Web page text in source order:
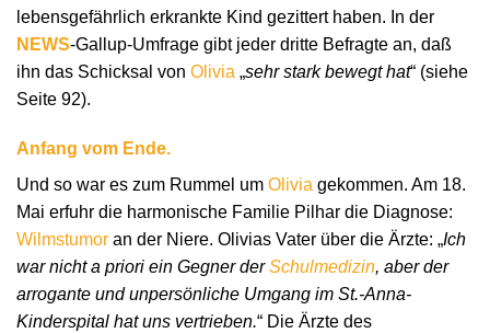
lebensgefährlich erkrankte Kind gezittert haben. In der
NEWS-Gallup-Umfrage gibt jeder dritte Befragte an, daß
ihn das Schicksal von Olivia „sehr stark bewegt hat“ (siehe
Seite 92).
Anfang vom Ende.
Und so war es zum Rummel um Olivia gekommen. Am 18.
Mai erfuhr die harmonische Familie Pilhar die Diagnose:
Wilmstumor an der Niere. Olivias Vater über die Ärzte: „Ich
war nicht a priori ein Gegner derSchulmedizin, aber der
arrogante und unpersönliche Umgang im St.-Anna-
Kinderspital hat uns vertrieben.“ Die Ärzte des